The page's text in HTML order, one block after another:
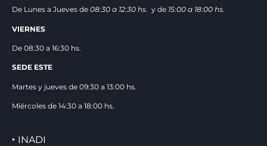
De Lunes a Jueves de 08:30 a 12:30 hs. y de 15:00 a 18:00 hs.
VIERNES
De 08:30 a 16:30 hs.
SEDE ESTE
Martes y jueves de 09:30 a 13:00 hs.
Miércoles de 14:30 a 18:00 hs.
‣ INADI